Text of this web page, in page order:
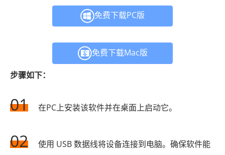
免费下载PC版
免费下载Mac版
步骤如下：
01 在PC上安装该软件并在桌面上启动它。
02 使用 USB 数据线将设备连接到电脑。确保软件能